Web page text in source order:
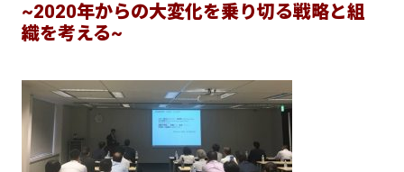
~2020年からの大変化を乗り切る戦略と組
織を考える~